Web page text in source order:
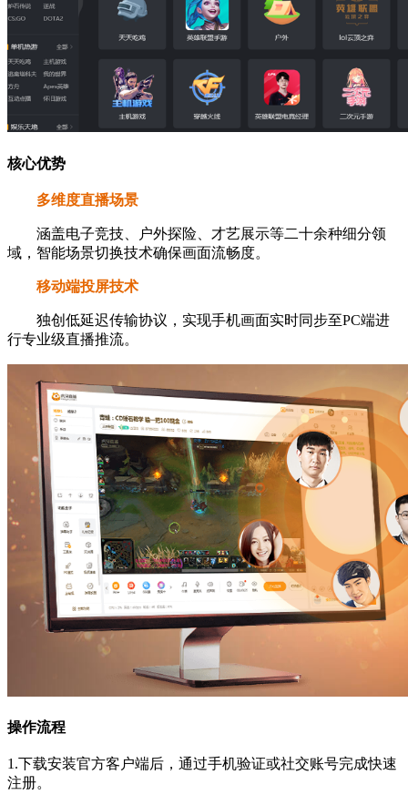
核心优势
多维度直播场景
涵盖电子竞技、户外探险、才艺展示等二十余种细分领
域，智能场景切换技术确保画面流畅度。
移动端投屏技术
独创低延迟传输协议，实现手机画面实时同步至PC端进
行专业级直播推流。
操作流程
1.下载安装官方客户端后，通过手机验证或社交账号完成快速
注册。